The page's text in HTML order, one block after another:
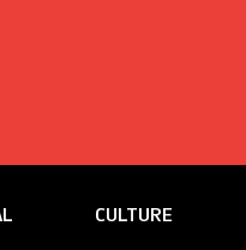
CULTURE